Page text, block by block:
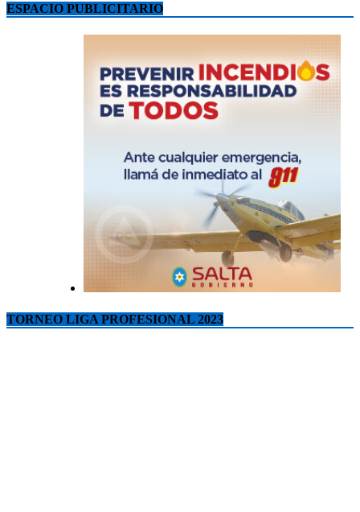
ESPACIO PUBLICITARIO
TORNEO LIGA PROFESIONAL 2023